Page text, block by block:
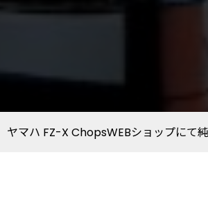
ヤマハ FZ-X ChopsWEBショップにて